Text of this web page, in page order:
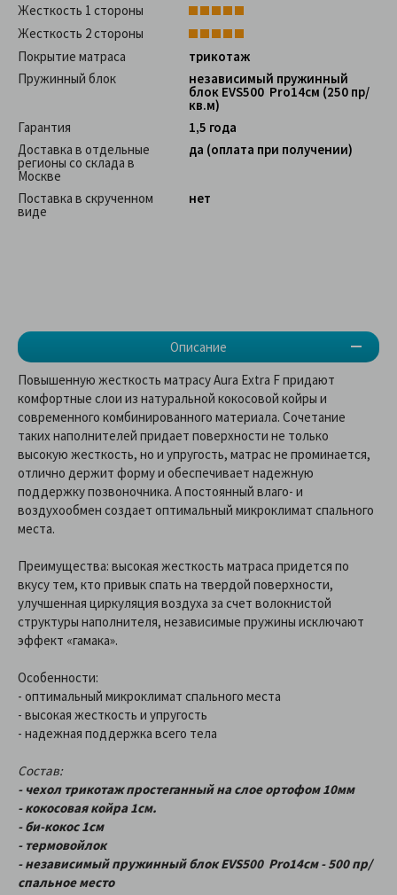
Описание
Жесткость 1 стороны
Жесткость 2 стороны
Покрытие матраса
трикотаж
Пружинный блок
независимый пружинный
блок EVS500 Pro14см (250 пр/
кв.м)
Гарантия
1,5 года
Доставка в отдельные
регионы со склада в
Москве
да (оплата при получении)
Поставка в скрученном
виде
нет
Повышенную жесткость матрасу Aura Extra F придают
комфортные слои из натуральной кокосовой койры и
современного комбинированного материала. Сочетание
таких наполнителей придает поверхности не только
высокую жесткость, но и упругость, матрас не проминается,
отлично держит форму и обеспечивает надежную
поддержку позвоночника. А постоянный влаго- и
воздухообмен создает оптимальный микроклимат спального
места.
Преимущества: высокая жесткость матраса придется по
вкусу тем, кто привык спать на твердой поверхности,
улучшенная циркуляция воздуха за счет волокнистой
структуры наполнителя, независимые пружины исключают
эффект «гамака».
Особенности:
- оптимальный микроклимат спального места
- высокая жесткость и упругость
- надежная поддержка всего тела
Состав:
- чехол трикотаж простеганный на слое ортофом 10мм
- кокосовая койра 1см.
- би-кокос 1см
- термовойлок
- независимый пружинный блок EVS500 Pro14см - 500 пр/
спальное место